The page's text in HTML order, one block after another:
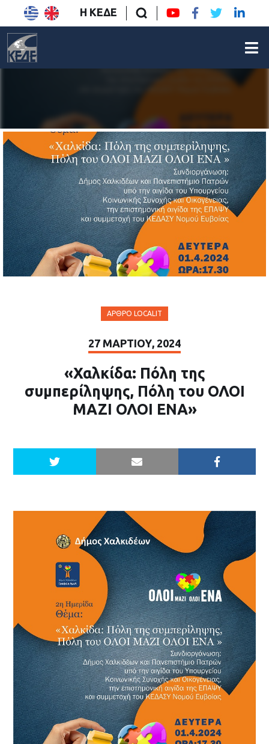
Η ΚΕΔΕ
ΆΡΘΡΟ LOCALIT
27 ΜΑΡΤΊΟΥ, 2024
«Χαλκίδα: Πόλη της
συμπερίληψης, Πόλη του ΟΛΟΙ
ΜΑΖΙ ΟΛΟΙ ΕΝΑ»